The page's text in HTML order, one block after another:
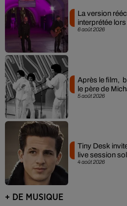
6 août 2026
La version
interprétée
5 août 2026
Après le film,
le père de
4 août 2026
Tiny Desk
live session
+ DE MUSIQUE